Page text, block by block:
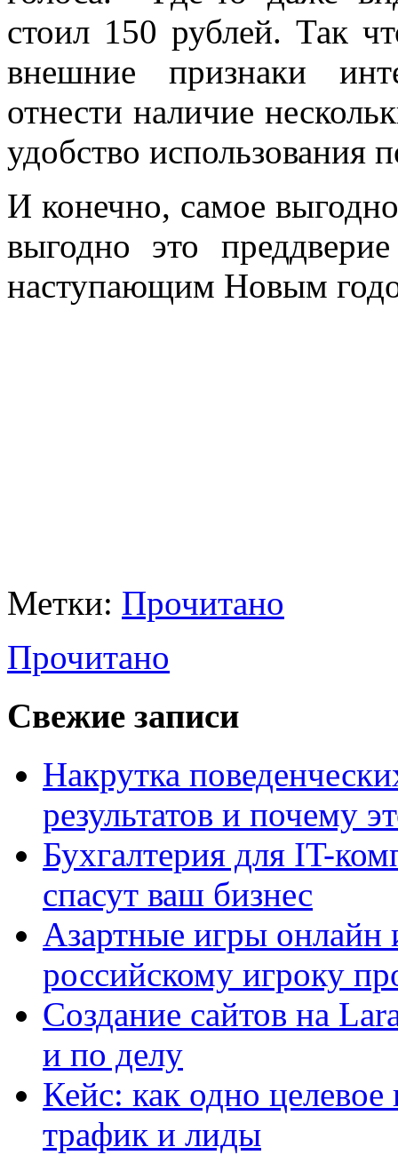
стоил 150 рублей. Так
внешние признаки
отнести наличие
удобство использования
И конечно, самое
выгодно это
наступающим Новым
Метки: Прочитано
Прочитано
Свежие записи
Накрутка
результатов и почему
Бухгалтерия для IT-
спасут ваш бизнес
Азартные игры онлайн
российскому игроку
Создание сайтов на
и по делу
Кейс: как одно
трафик и лиды